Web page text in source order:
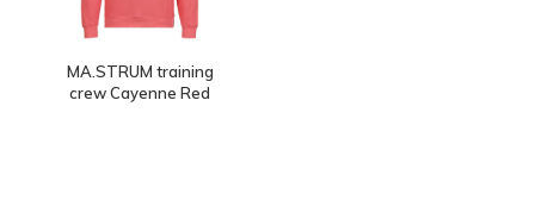
MA.STRUM training
crew Cayenne Red